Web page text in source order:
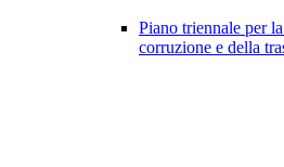
Piano triennale per
corruzione e della